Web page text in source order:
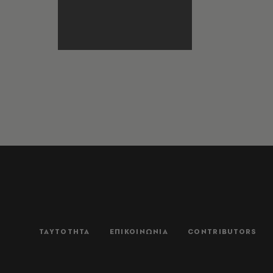
ΤΑΥΤΟΤΗΤΑ ΕΠΙΚΟΙΝΩΝΙΑ CONTRIBUTORS